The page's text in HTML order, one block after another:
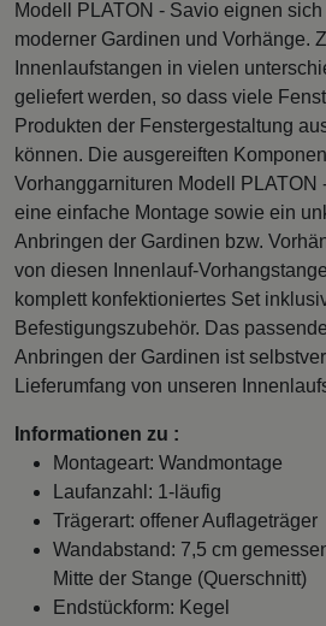
Modell PLATON - Savio eignen
moderner Gardinen und Vorhänge.
Innenlaufstangen in vielen
geliefert werden, so dass viele
Produkten der Fenstergestaltung
können. Die ausgereiften
Vorhanggarnituren Modell PLATON
eine einfache Montage sowie ein
Anbringen der Gardinen bzw.
von diesen Innenlauf-
komplett konfektioniertes Set
Befestigungszubehör. Das
Anbringen der Gardinen ist
Lieferumfang von unseren
Informationen zu :
Montageart: Wandmontage
Laufanzahl: 1-läufig
Trägerart: offener Auflageträger
Wandabstand: 7,5 cm
Mitte der Stange (Querschnitt)
Endstückform: Kegel